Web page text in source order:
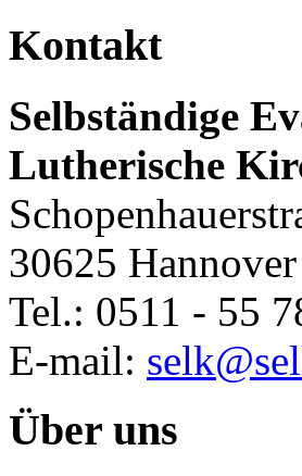
Kontakt
Selbständige
Lutherische
30625 Hannover
Tel.: 0511 - 55
E-mail:
Über uns